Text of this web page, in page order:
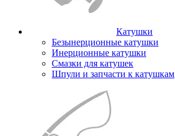
Катушки
Безынерционные катушки
Инерционные катушки
Смазки для катушек
Шпули и запчасти к катушкам